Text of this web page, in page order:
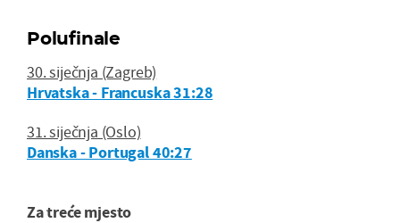
Polufinale
30. siječnja (Zagreb)
Hrvatska - Francuska 31:28
31. siječnja (Oslo)
Danska - Portugal 40:27
Za treće mjesto